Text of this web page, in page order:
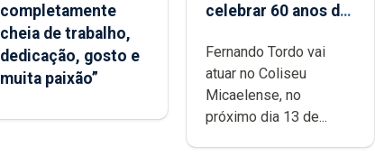
completamente
cheia de trabalho,
dedicação, gosto e
muita paixão”
celebrar 60 anos de
Micaelense
Fernando Tordo vai
atuar no Coliseu
Micaelense, no
próximo dia 13 de...